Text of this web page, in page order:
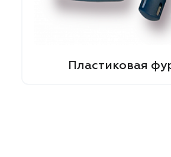
Пластиковая